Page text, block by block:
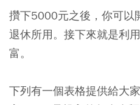
攢下5000元之後，你可以
退休所用。接下來就是利
富。
下列有一個表格提供給大